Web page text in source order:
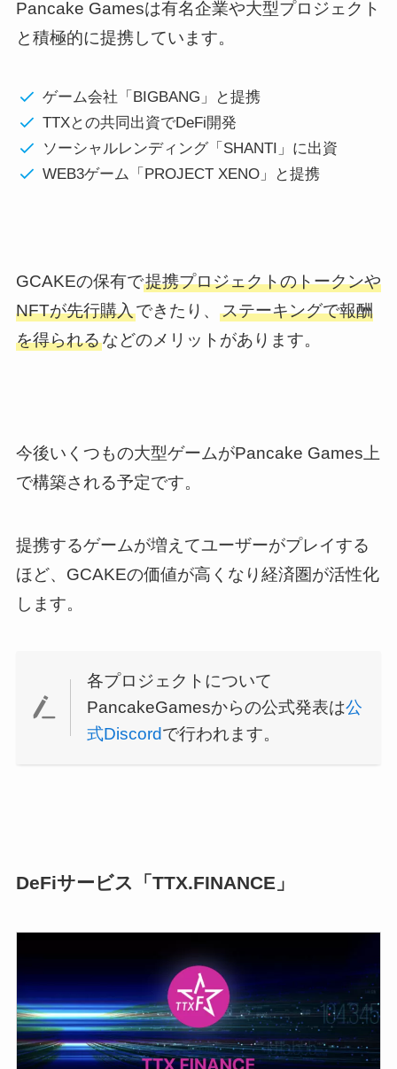
Pancake Gamesは有名企業や大型プロジェクト
と積極的に提携しています。
ゲーム会社「BIGBANG」と提携
TTXとの共同出資でDeFi開発
ソーシャルレンディング「SHANTI」に出資
WEB3ゲーム「PROJECT XENO」と提携
GCAKEの保有で提携プロジェクトのトークンや
NFTが先行購入できたり、 ステーキングで報酬
を得られるなどのメリットがあります。
今後いくつもの大型ゲームがPancake Games上
で構築される予定です。
提携するゲームが増えてユーザーがプレイする
ほど、GCAKEの価値が高くなり経済圏が活性化
します。
各プロジェクトについて
PancakeGamesからの公式発表は公
式Discordで行われます。
DeFiサービス「TTX.FINANCE」